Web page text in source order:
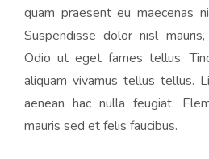
quam praesent eu maecenas
Suspendisse dolor nisl
Odio ut eget fames tellus.
aliquam vivamus tellus tellus.
aenean hac nulla feugiat.
mauris sed et felis faucibus.